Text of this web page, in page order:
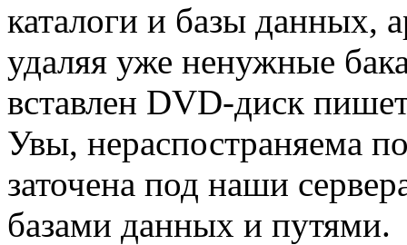
каталоги и базы данных,
удаляя уже ненужные
вставлен DVD-диск
Увы, нераспостраняема
заточена под наши
базами данных и путями.